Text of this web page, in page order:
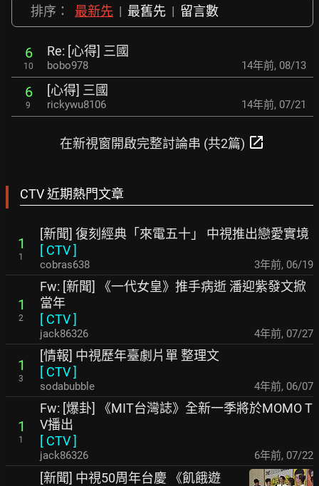
排序： 最新先 | 最舊先 | 留言數
6
10
Re: [心得] 三國
bobo978 14年前, 08/13
6
9
[心得] 三國
rickywu8106 14年前, 07/21
在新視窗開啟完整討論串 (共2篇) open_in_new
CTV 近期熱門文章
1
1
[新聞] 復刻經典「來電五十」 中視推出戀愛實境
[ CTV]
cobras638 3年前, 06/19
1
2
Fw: [新聞] 《一代女皇》推手病逝 潘迎紫發文掀
當年
[ CTV]
jack86326 4年前, 07/27
1
3
[情報] 中視歷年臺劇片單 整理文
[ CTV]
sodabubble 4年前, 06/07
1
1
Fw: [爆卦] 《MIT台灣誌》全新一季將於MOMO T
V播出
[ CTV]
jack86326 6年前, 07/22
[新聞] 中視50周年台慶 《飢餓遊